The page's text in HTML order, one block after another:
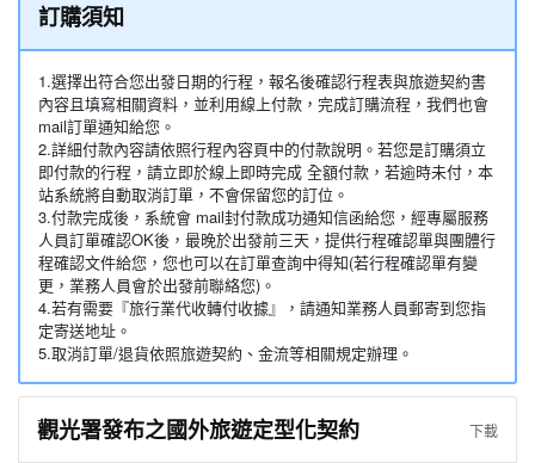
訂購須知
1.選擇出符合您出發日期的行程，報名後確認行程表與旅遊契約書
內容且填寫相關資料，並利用線上付款，完成訂購流程，我們也會
mail訂單通知給您。
2.詳細付款內容請依照行程內容頁中的付款說明。若您是訂購須立
即付款的行程，請立即於線上即時完成 全額付款，若逾時未付，本
站系統將自動取消訂單，不會保留您的訂位。
3.付款完成後，系統會 mail封付款成功通知信函給您，經專屬服務
人員訂單確認OK後，最晚於出發前三天，提供行程確認單與團體行
程確認文件給您，您也可以在訂單查詢中得知(若行程確認單有變
更，業務人員會於出發前聯絡您)。
4.若有需要『旅行業代收轉付收據』，請通知業務人員郵寄到您指
定寄送地址。
5.取消訂單/退貨依照旅遊契約、金流等相關規定辦理。
觀光署發布之國外旅遊定型化契約 下載